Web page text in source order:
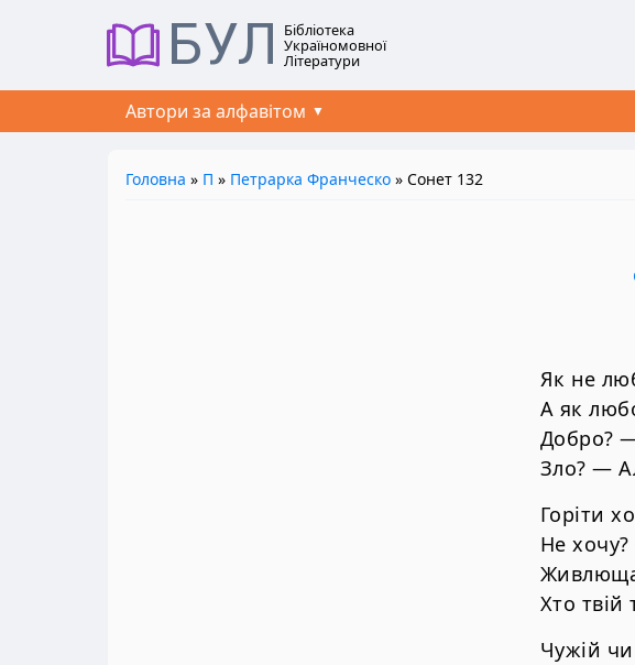
БУЛ Бібліотека
Україномовної
Літератури
Автори за алфавітом
Головна » П » Петрарка Франческо » Сонет 132
Як не
А як
Добро?
Зло? —
Горіти
Не
Живлюща
Хто твій
Чужій чи